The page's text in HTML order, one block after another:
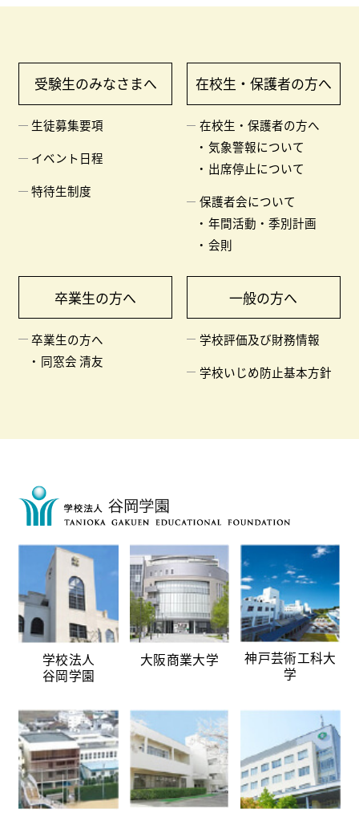
受験生のみなさまへ
生徒募集要項
イベント日程
特待生制度
在校生・保護者の方へ
在校生・保護者の方へ
気象警報について
出席停止について
保護者会について
年間活動・季別計画
会則
卒業生の方へ
卒業生の方へ
同窓会 清友
一般の方へ
学校評価及び財務情報
学校いじめ防止基本方針
学校法人
谷岡学園
大阪商業大学
神戸芸術工科大
学